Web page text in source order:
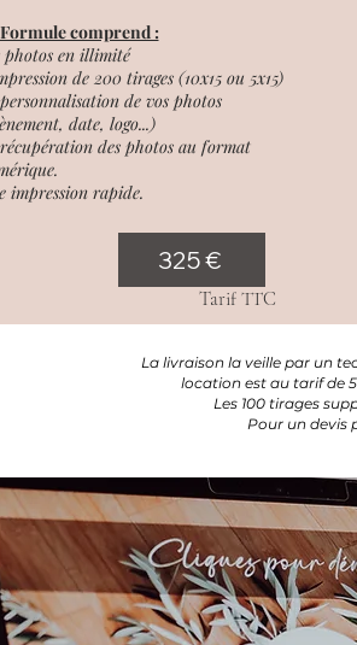
comprend :
photos en illimité
de 200 tirages (10x15 ou 5x15)
de vos photos
date, logo...)
des photos au format
impression rapide.
325 €
Tarif TTC
La livraison la veille par un
location est au tarif de
Les 100 tirages
Pour un devis